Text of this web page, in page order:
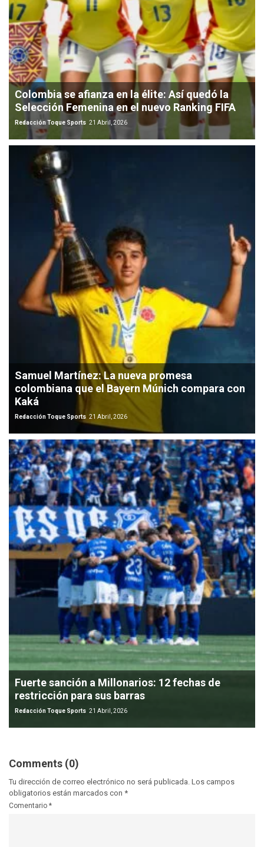
Colombia se afianza en la élite: Así quedó la
Selección Femenina en el nuevo Ranking FIFA
Redacción Toque Sports 21 Abril, 2026
Samuel Martínez: La nueva promesa
colombiana que el Bayern Múnich compara con
Kaká
Redacción Toque Sports 21 Abril, 2026
Fuerte sanción a Millonarios: 12 fechas de
restricción para sus barras
Redacción Toque Sports 21 Abril, 2026
Comments (0)
Tu dirección de correo electrónico no será publicada. Los campos
obligatorios están marcados con *
Comentario *